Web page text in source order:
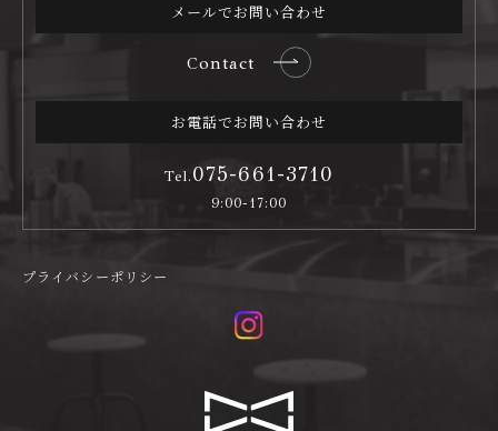
メールでお問い合わせ
Contact
お電話でお問い合わせ
Tel.075-661-3710
9:00-17:00
プライバシーポリシー